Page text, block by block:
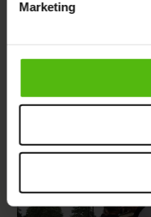
Marketing
Philip May på